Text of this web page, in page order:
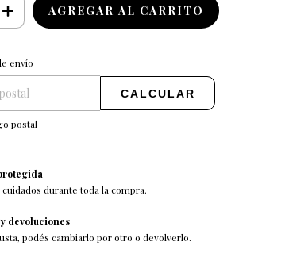
CP:
envío
CALCULAR
postal
cuidados durante toda la compra.
devoluciones
podés cambiarlo por otro o devolverlo.